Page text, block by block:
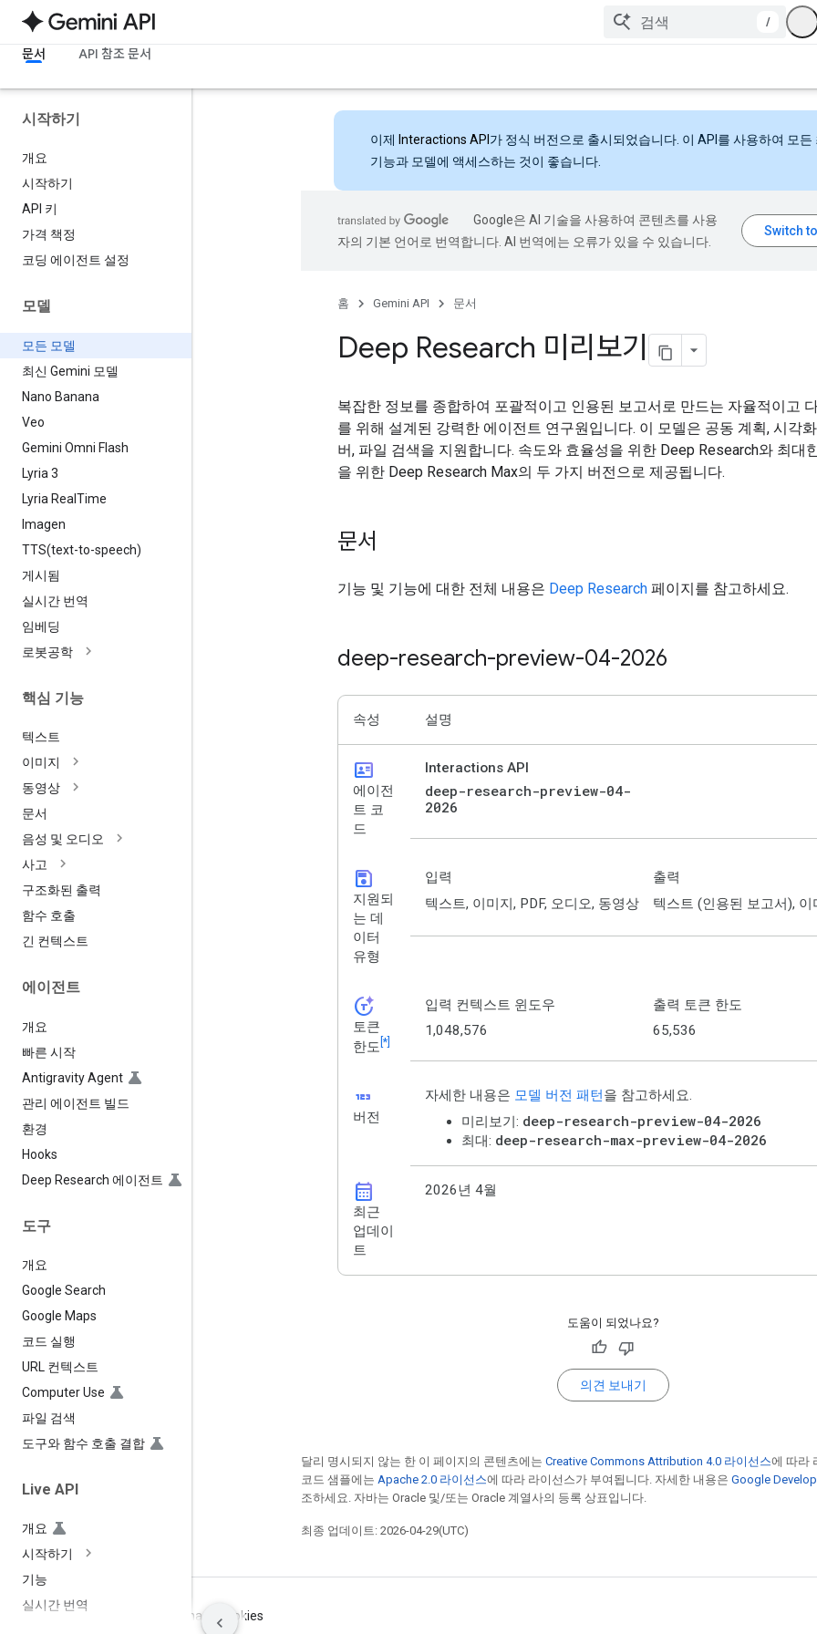
/
문서
API 참조 문서
시작하기
개요
시작하기
API 키
가격 책정
코딩 에이전트 설정
모델
모든 모델
최신 Gemini 모델
Nano Banana
Veo
Gemini Omni Flash
Lyria 3
Lyria Real Time
Imagen
TTS(text-to-speech)
게시됨
실시간 번역
임베딩
로봇공학
핵심 기능
텍스트
이미지
동영상
문서
음성 및 오디오
사고
구조화된 출력
함수 호출
긴 컨텍스트
에이전트
개요
빠른 시작
Antigravity Agent
관리 에이전트 빌드
환경
Hooks
Deep Research 에이전트
도구
개요
Google Search
Google Maps
코드 실행
URL 컨텍스트
Computer Use
파일 검색
도구와 함수 호출 결합
Live API
개요
시작하기
기능
실시간 번역
이제 Interactions API 가 정식 버전으로 출시되었습니다. 이 API를 사용하여 모든
기능과 모델에 액세스하는 것이 좋습니다.
Google은 AI 기술을 사용하여 콘텐츠를 사용
자의 기본 언어로 번역합니다. AI 번역에는 오류가 있을 수 있습니다.
홈 Gemini API 문서
Deep Research 미리보기
복잡한 정보를 종합하여 포괄적이고 인용된 보고서로 만드는 자율적이고
를 위해 설계된 강력한 에이전트 연구원입니다. 이 모델은 공동 계획, 시각
버, 파일 검색을 지원합니다. 속도와 효율성을 위한 Deep Research와 최대
을 위한 Deep Research Max의 두 가지 버전으로 제공됩니다.
문서
기능 및 기능에 대한 전체 내용은 Deep Research 페이지를 참고하세요.
deep-research-preview-04-2026
속성 설명
id_card
에이전
트 코
드
Interactions API
deep-research-preview-04-
2026
save
지원되
는 데
이터
유형
입력
텍스트, 이미지, PDF, 오디오, 동영상
출력
텍스트 (인용된 보고서), 이
token_auto
토큰
한도 [*]
입력 컨텍스트 윈도우
1,048,576
출력 토큰 한도
65,536
123
버전
자세한 내용은 모델 버전 패턴을 참고하세요.
미리보기: deep-research-preview-04-2026
최대: deep-research-max-preview-04-2026
calendar_month
최근
업데이
트
2026년 4월
도움이 되었나요?
의견 보내기
달리 명시되지 않는 한 이 페이지의 콘텐츠에는 Creative Commons Attribution 4.0 라이선스에 따라
코드 샘플에는 Apache 2.0 라이선스에 따라 라이선스가 부여됩니다. 자세한 내용은 Google
조하세요. 자바는 Oracle 및/또는 Oracle 계열사의 등록 상표입니다.
최종 업데이트: 2026-04-29(UTC)
약관 개인정보처리방침 Manage cookies